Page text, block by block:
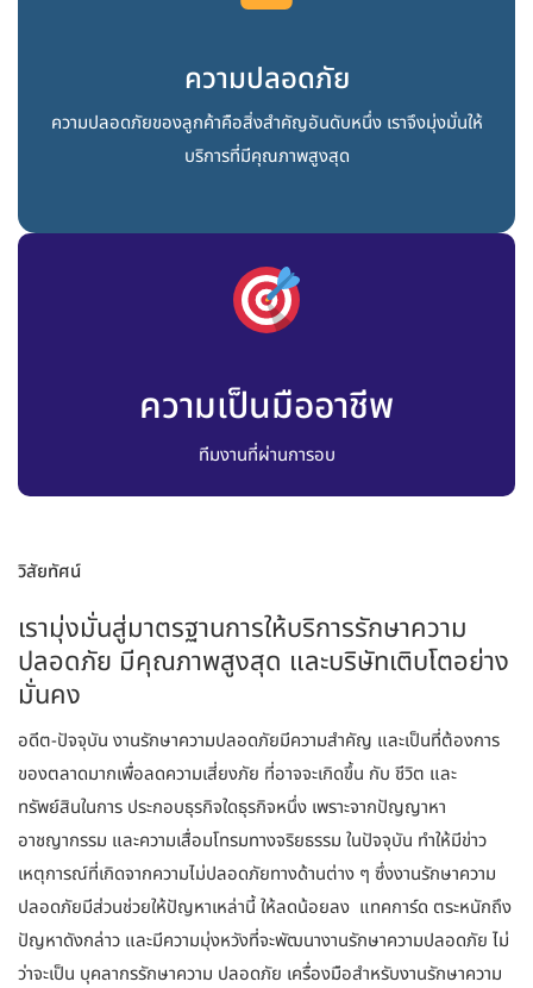
ความปลอดภัย
ความปลอดภัยของลูกค้าคือสิ่งสำคัญอันดับหนึ่ง เราจึงมุ่งมั่นให้
บริการที่มีคุณภาพสูงสุด
ความเป็นมืออาชีพ
ทีมงานที่ผ่านการอบ
วิสัยทัศน์
เรามุ่งมั่นสู่มาตรฐานการให้บริการรักษาความ
ปลอดภัย มีคุณภาพสูงสุด และบริษัทเติบโตอย่าง
มั่นคง
อดีต-ปัจจุบัน งานรักษาความปลอดภัยมีความสำคัญ และเป็นที่ต้องการ
ของตลาดมากเพื่อลดความเสี่ยงภัย ที่อาจจะเกิดขึ้น กับ ชีวิต และ
ทรัพย์สินในการ ประกอบธุรกิจใดธุรกิจหนึ่ง เพราะจากปัญญาหา
อาชญากรรม และความเสื่อมโทรมทางจริยธรรม ในปัจจุบัน ทำให้มีข่าว
เหตุการณ์ที่เกิดจากความไม่ปลอดภัยทางด้านต่าง ๆ ซึ่งงานรักษาความ
ปลอดภัยมีส่วนช่วยให้ปัญหาเหล่านี้ ให้ลดน้อยลง แทคการ์ด ตระหนักถึง
ปัญหาดังกล่าว และมีความมุ่งหวังที่จะพัฒนางานรักษาความปลอดภัย ไม่
ว่าจะเป็น บุคลากรรักษาความ ปลอดภัย เครื่องมือสำหรับงานรักษาความ